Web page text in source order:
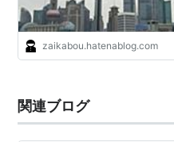
zaikabou.hatenablog.com
関連ブログ